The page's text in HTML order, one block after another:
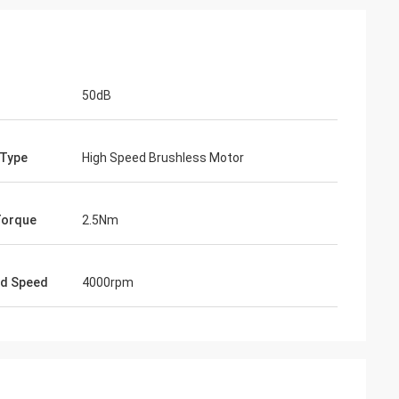
50dB
High Speed Brushless Motor
2.5Nm
Speed 4000rpm